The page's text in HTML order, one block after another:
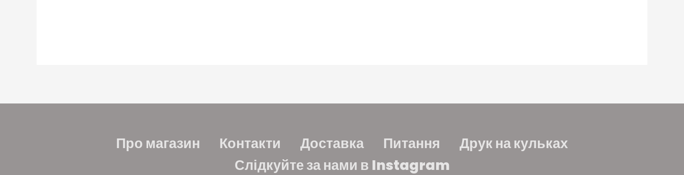
Про магазин Контакти Доставка Питання
Друк на кульках
Слідкуйте за нами в Instagram